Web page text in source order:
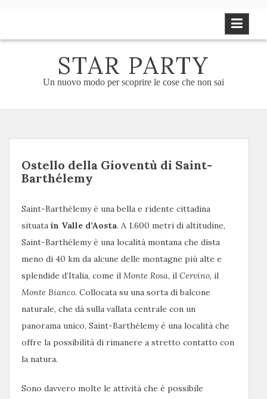
STAR PARTY
Un nuovo modo per scoprire le cose che non sai
Ostello della Gioventù di Saint-
Barthélemy
Saint-Barthélemy è una bella e ridente cittadina
situata in Valle d’Aosta. A 1.600 metri di altitudine,
Saint-Barthélemy è una località montana che dista
meno di 40 km da alcune delle montagne più alte e
splendide d’Italia, come il Monte Rosa, il Cervino, il
Monte Bianco. Collocata su una sorta di balcone
naturale, che dà sulla vallata centrale con un
panorama unico, Saint-Barthélemy è una località che
offre la possibilità di rimanere a stretto contatto con
la natura.
Sono davvero molte le attività che è possibile